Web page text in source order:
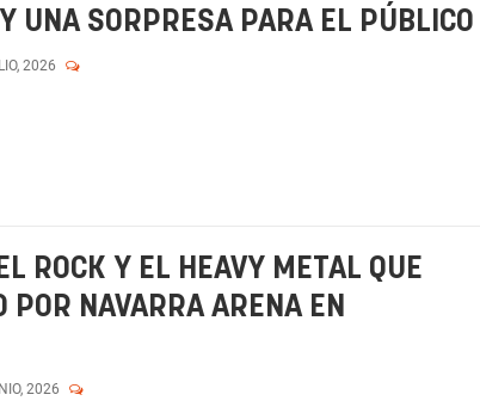
UNA SORPRESA PARA EL PÚBLICO
2026
ROCK Y EL HEAVY METAL QUE
POR NAVARRA ARENA EN
2026